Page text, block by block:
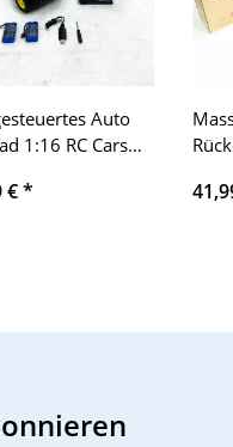
Auto
1:16 RC Cars
2,4GHz Kinder
€*